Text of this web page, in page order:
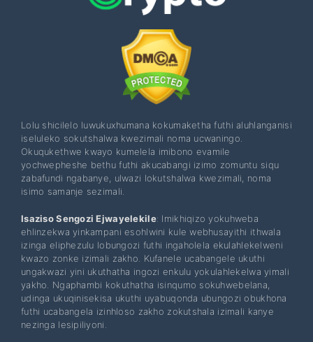
Lolu shicilelo luwukuxhumana kokumaketha futhi aluhlanganisi
iseluleko sokutshalwa kwezimali noma ucwaningo.
Okuqukethwe kwayo kumelela imibono evamile
yochwepheshe bethu futhi akucabangi izimo zomuntu siqu
zabafundi ngabanye, ulwazi lokutshalwa kwezimali, noma
isimo samanje sezimali.
Isaziso Sengozi Ejwayelekile: Imikhiqizo yokuhweba
ehlinzekwa yinkampani esohlwini kule webhusayithi ithwala
izinga eliphezulu lobungozi futhi ingaholela ekulahlekelweni
kwazo zonke izimali zakho. Kufanele ucabangele ukuthi
ungakwazi yini ukuthatha ingozi enkulu yokulahlekelwa yimali
yakho. Ngaphambi kokuthatha isinqumo sokuhwebelana,
udinga ukuqinisekisa ukuthi uyabuqonda ubungozi obukhona
futhi ucabangela izinhloso zakho zokutshala izimali kanye
nezinga lesipiliyoni.